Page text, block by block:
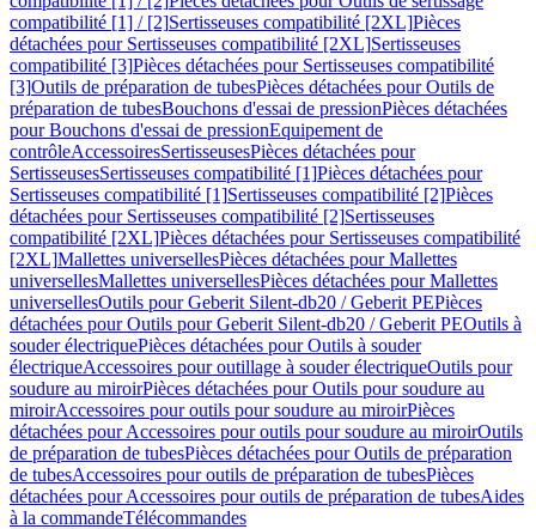
compatibilité [1] / [2]Sertisseuses compatibilité [2XL]Pièces
détachées pour Sertisseuses compatibilité [2XL]Sertisseuses
compatibilité [3]Pièces détachées pour Sertisseuses compatibilité
[3]Outils de préparation de tubesPièces détachées pour Outils de
préparation de tubesBouchons d'essai de pressionPièces détachées
pour Bouchons d'essai de pressionEquipement de
contrôleAccessoiresSertisseusesPièces détachées pour
SertisseusesSertisseuses compatibilité [1]Pièces détachées pour
Sertisseuses compatibilité [1]Sertisseuses compatibilité [2]Pièces
détachées pour Sertisseuses compatibilité [2]Sertisseuses
compatibilité [2XL]Pièces détachées pour Sertisseuses compatibilité
[2XL]Mallettes universellesPièces détachées pour Mallettes
universellesMallettes universellesPièces détachées pour Mallettes
universellesOutils pour Geberit Silent-db20 / Geberit PEPièces
détachées pour Outils pour Geberit Silent-db20 / Geberit PEOutils à
souder électriquePièces détachées pour Outils à souder
électriqueAccessoires pour outillage à souder électriqueOutils pour
soudure au miroirPièces détachées pour Outils pour soudure au
miroirAccessoires pour outils pour soudure au miroirPièces
détachées pour Accessoires pour outils pour soudure au miroirOutils
de préparation de tubesPièces détachées pour Outils de préparation
de tubesAccessoires pour outils de préparation de tubesPièces
détachées pour Accessoires pour outils de préparation de tubesAides
à la commandeTélécommandes